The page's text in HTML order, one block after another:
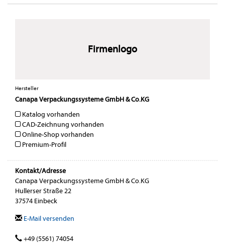
Firmenlogo
Hersteller
Canapa Verpackungssysteme GmbH & Co.KG
Katalog vorhanden
CAD-Zeichnung vorhanden
Online-Shop vorhanden
Premium-Profil
Kontakt/Adresse
Canapa Verpackungssysteme GmbH & Co.KG
Hullerser Straße 22
37574 Einbeck
E-Mail versenden
+49 (5561) 74054